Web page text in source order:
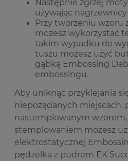
Następnie zgrzej
używając
Przy tworzeniu wzoru
możesz wykorzystać
takim wypadku do
tuszu możesz użyć
gąbką Embossing
embossingu.
Aby uniknąć przyklejania
niepożądanych miejscach,
nastemplowanym wzorem,
stemplowaniem możesz
elektrostatycznej
pędzelka z pudrem EK